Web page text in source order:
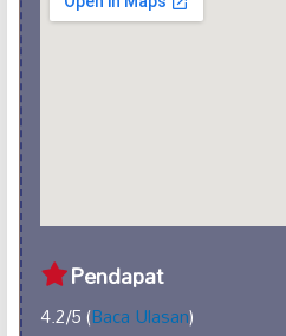
Pendapat
4.2/5 (Baca Ulasan)